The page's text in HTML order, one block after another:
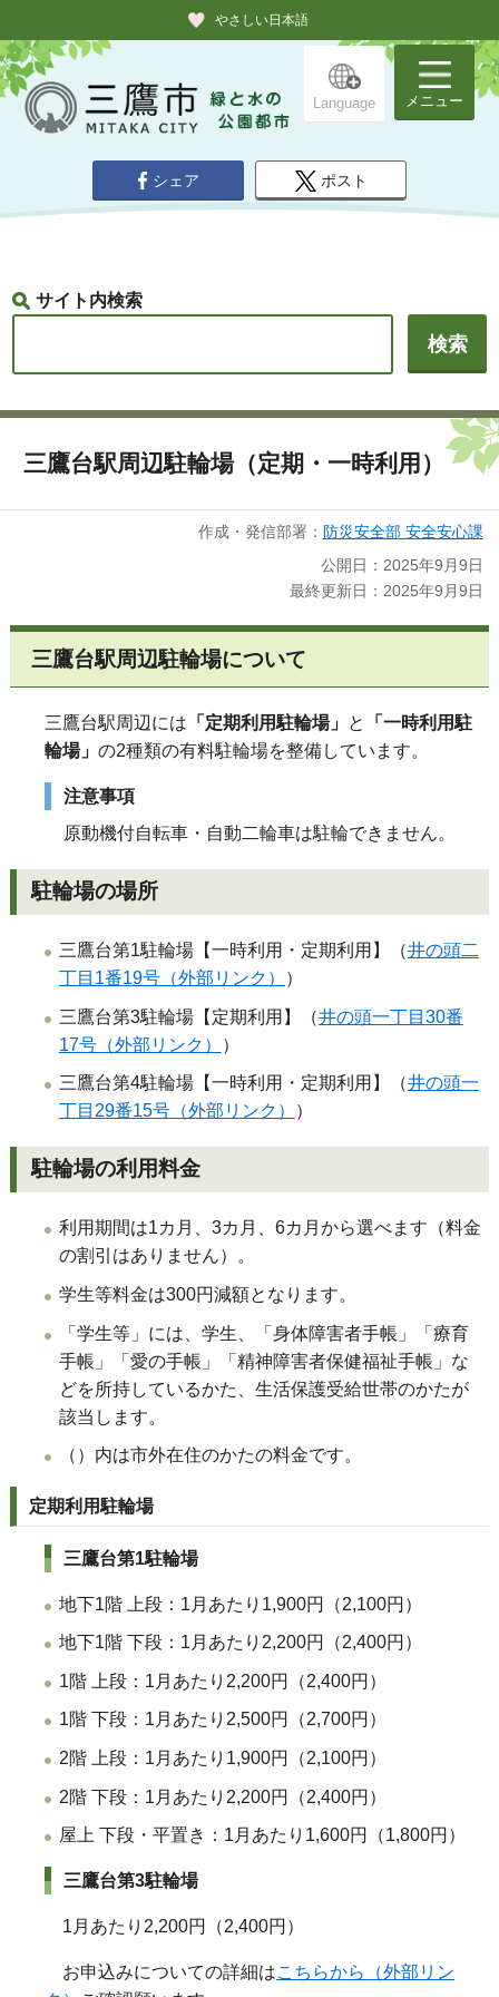
やさしい日本語
Language メニュー
シェア ポスト
サイト内検索
三鷹台駅周辺駐輪場（定期・一時利用）
作成・発信部署： 防災安全部 安全安心課
公開日：2025年9月9日
最終更新日：2025年9月9日
三鷹台駅周辺駐輪場について
三鷹台駅周辺には 「定期利用駐輪場」 と
「一時利用駐
輪場」 の2種類の有料駐輪場を整備しています。
注意事項
原動機付自転車・自動二輪車は駐輪できません。
駐輪場の場所
三鷹台第1駐輪場【一時利用・定期利用】（井の頭二
丁目1番19号（外部リンク）
）
三鷹台第3駐輪場【定期利用】（井の頭一丁目30番
17号（外部リンク）
）
三鷹台第4駐輪場【一時利用・定期利用】（井の頭一
丁目29番15号（外部リンク）
）
駐輪場の利用料金
利用期間は1カ月、3カ月、6カ月から選べます（料金
の割引はありません）。
学生等料金は300円減額となります。
「学生等」には、学生、「身体障害者手帳」「療育
手帳」「愛の手帳」「精神障害者保健福祉手帳」な
どを所持しているかた、生活保護受給世帯のかたが
該当します。
（）内は市外在住のかたの料金です。
定期利用駐輪場
三鷹台第1駐輪場
地下1階 上段：1月あたり1,900円（2,100円）
地下1階 下段：1月あたり2,200円（2,400円）
1階 上段：1月あたり2,200円（2,400円）
1階 下段：1月あたり2,500円（2,700円）
2階 上段：1月あたり1,900円（2,100円）
2階 下段：1月あたり2,200円（2,400円）
屋上 下段・平置き：1月あたり1,600円（1,800円）
三鷹台第3駐輪場
1月あたり2,200円（2,400円）
お申込みについての詳細はこちらから（外部リン